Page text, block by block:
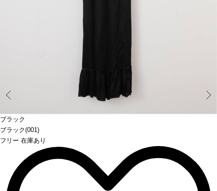
ブラック
ブラック(001)
フリー 在庫あり